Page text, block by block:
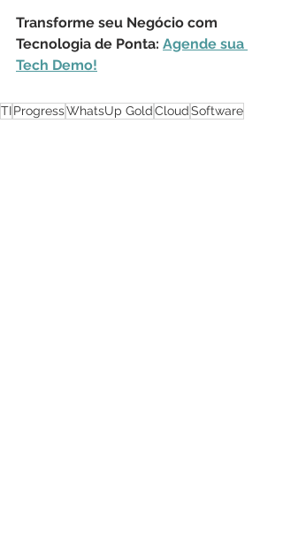
Transforme seu Negócio com
Tecnologia de Ponta: Agende sua
Tech Demo!
TIProgressWhatsUp GoldCloudSoftware